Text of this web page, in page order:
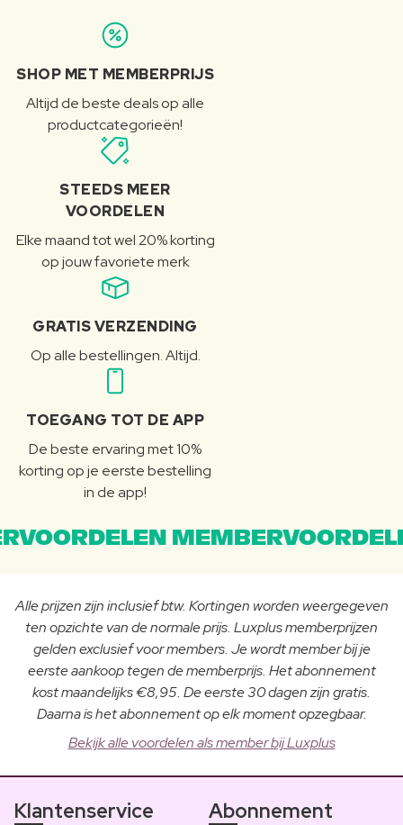
SHOP MET MEMBERPRIJS
Altijd de beste deals op alle
productcategorieën!
STEEDS MEER
VOORDELEN
Elke maand tot wel 20% korting
op jouw favoriete merk
GRATIS VERZENDING
Op alle bestellingen. Altijd.
TOEGANG TOT DE APP
De beste ervaring met 10%
korting op je eerste bestelling
in de app!
Alle prijzen zijn inclusief btw. Kortingen worden weergegeven
ten opzichte van de normale prijs. Luxplus memberprijzen
gelden exclusief voor members. Je wordt member bij je
eerste aankoop tegen de memberprijs. Het abonnement
kost maandelijks €8,95. De eerste 30 dagen zijn gratis.
Daarna is het abonnement op elk moment opzegbaar.
Bekijk alle voordelen als member bij Luxplus
Klantenservice Abonnement